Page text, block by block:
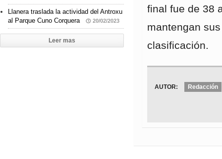
final fue de 38
mantengan
clasificación.
AUTOR: Redacción
Llanera traslada la actividad del Antroxu
al Parque Cuno Corquera
20/02/2023
Leer mas